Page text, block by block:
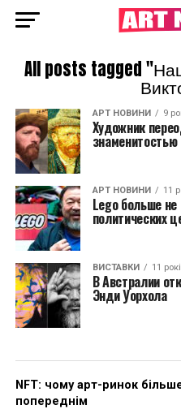
All posts tagged
АРТ НОВИНИ 9
Художник
знаменитостью
АРТ НОВИНИ 11
Lego больше не
политических
ВИСТАВКИ 11
В Австралии
Энди Уорхола
NFT: чому арт-ринок
попереднім